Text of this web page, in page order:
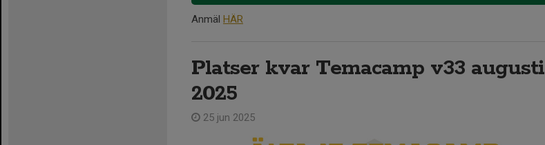
Anmäl HÄR
Platser kvar Temacamp v33 augusti
2025
25 jun 2025